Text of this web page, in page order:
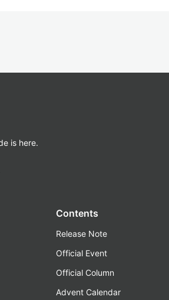
is here.
Contents
Release Note
Official Event
Official Column
Advent Calendar